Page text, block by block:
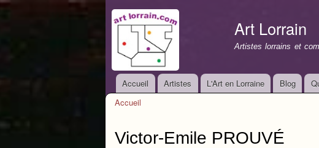
Art Lorrain
Artistes lorrains et
Menu principal
Accueil Artistes L'Art en Lorraine Blog
Accueil
Victor-Emile PROUVÉ